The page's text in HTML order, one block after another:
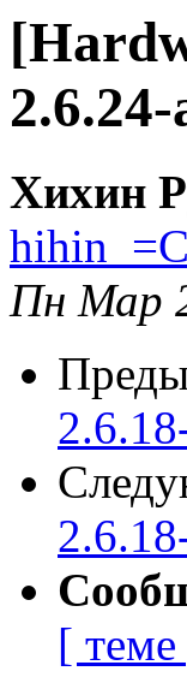
Хихин
Пн Мар
[